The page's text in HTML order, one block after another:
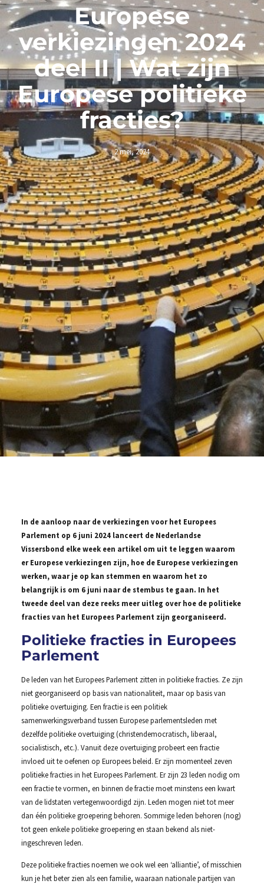
Europese
verkiezingen 2024
deel II | Wat zijn
Europese politieke
fracties?
2 mei, 2024
In de aanloop naar de verkiezingen voor het Europees
Parlement op 6 juni 2024 lanceert de Nederlandse
Vissersbond elke week een artikel om uit te leggen waarom
er Europese verkiezingen zijn, hoe de Europese verkiezingen
werken, waar je op kan stemmen en waarom het zo
belangrijk is om 6 juni naar de stembus te gaan. In het
tweede deel van deze reeks meer uitleg over hoe de politieke
fracties van het Europees Parlement zijn georganiseerd.
Politieke fracties in Europees
Parlement
De leden van het Europees Parlement zitten in politieke fracties. Ze zijn
niet georganiseerd op basis van nationaliteit, maar op basis van
politieke overtuiging. Een fractie is een politiek
samenwerkingsverband tussen Europese parlementsleden met
dezelfde politieke overtuiging (christendemocratisch, liberaal,
socialistisch, etc.). Vanuit deze overtuiging probeert een fractie
invloed uit te oefenen op Europees beleid. Er zijn momenteel zeven
politieke fracties in het Europees Parlement. Er zijn 23 leden nodig om
een fractie te vormen, en binnen de fractie moet minstens een kwart
van de lidstaten vertegenwoordigd zijn. Leden mogen niet tot meer
dan één politieke groepering behoren. Sommige leden behoren (nog)
tot geen enkele politieke groepering en staan bekend als niet-
ingeschreven leden.
Deze politieke fracties noemen we ook wel een ‘alliantie’, of misschien
kun je het beter zien als een familie, waaraan nationale partijen van